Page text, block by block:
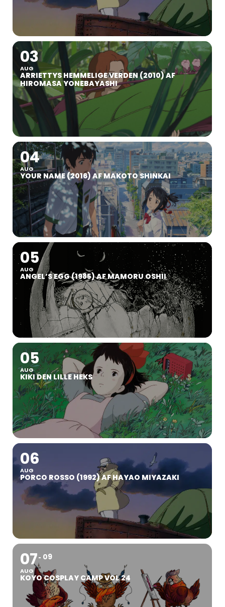
03
AUG
ARRIETTYS HEMMELIGE VERDEN (2010) AF
HIROMASA YONEBAYASHI
04
AUG
YOUR NAME (2016) AF MAKOTO SHINKAI
05
AUG
ANGEL’S EGG (1985) AF MAMORU OSHII
05
AUG
KIKI DEN LILLE HEKS
06
AUG
PORCO ROSSO (1992) AF HAYAO MIYAZAKI
07
AUG
09
KOYO COSPLAY CAMP VOL 24